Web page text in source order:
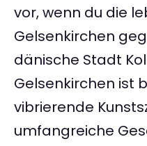
vor, wenn du die
Gelsenkirchen
dänische Stadt
Gelsenkirchen ist
vibrierende
umfangreiche